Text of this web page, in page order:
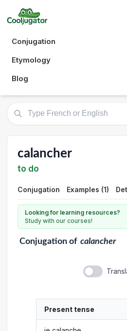
Conjugation
Etymology
Blog
calancher
to do
Conjugation Examples (1)
Looking for learning resources?
Study with our courses!
Conjugationof calancher
Present tense